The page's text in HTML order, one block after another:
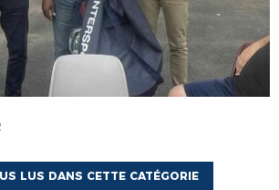
LUS DANS CETTE CATÉGORIE